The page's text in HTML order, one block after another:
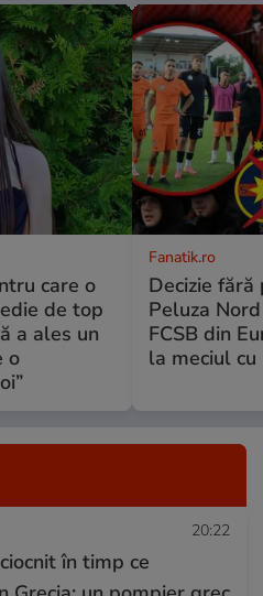
care o
de top
a ales un
o
Fanatik.ro
Decizie
Peluza
FCSB din
la meciul cu
20:22
în timp ce